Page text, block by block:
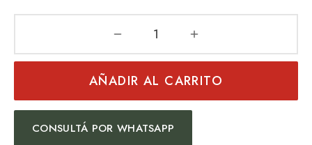
Un obsequio distinguido que combina diseño, practicidad y
Regalo empresarial
Uso personal
AÑADIR AL CARRITO
CONSULTÁ POR WHATSAPP